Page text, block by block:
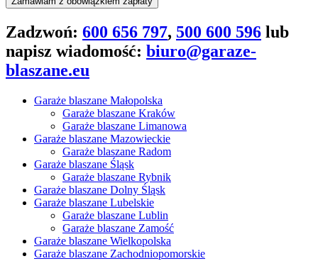
Zadzwoń: 600 656 797, 500 600 596 lub
napisz wiadomość: biuro@garaze-
blaszane.eu
Garaże blaszane Małopolska
Garaże blaszane Kraków
Garaże blaszane Limanowa
Garaże blaszane Mazowieckie
Garaże blaszane Radom
Garaże blaszane Śląsk
Garaże blaszane Rybnik
Garaże blaszane Dolny Śląsk
Garaże blaszane Lubelskie
Garaże blaszane Lublin
Garaże blaszane Zamość
Garaże blaszane Wielkopolska
Garaże blaszane Zachodniopomorskie